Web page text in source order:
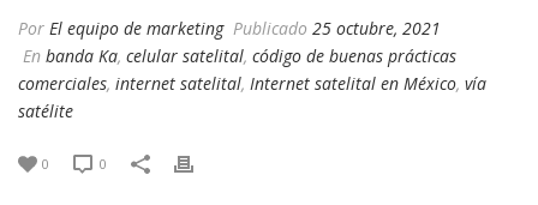
Por El equipo de marketing Publicado 25 octubre, 2021
En banda Ka, celular satelital, código de buenas prácticas
comerciales, internet satelital, Internet satelital en México, vía
satélite
0 0